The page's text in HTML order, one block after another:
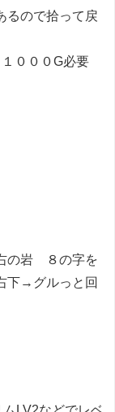
るので拾って戻
０００G必要
の岩 ８の字を
下→グルっと回